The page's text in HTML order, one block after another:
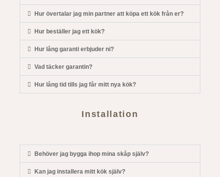
Hur övertalar jag min partner att köpa ett kök från er?
Hur beställer jag ett kök?
Hur lång garanti erbjuder ni?
Vad täcker garantin?
Hur lång tid tills jag får mitt nya kök?
Installation
Behöver jag bygga ihop mina skåp själv?
Kan jag installera mitt kök själv?